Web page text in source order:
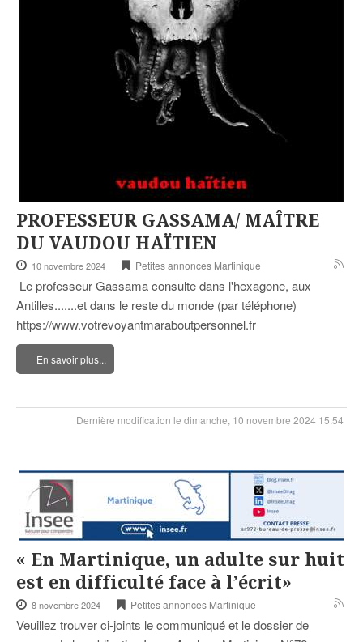
PROFESSEUR GASSAMA/ MAÎTRE
DU VAUDOU HAÏTIEN
10 novembre 2024 Petites annonces Martinique
Le professeur Gassama consulte dans l'hexagone, aux
Antilles.......et dans le reste du monde (par téléphone)
https://www.votrevoyantmaraboutpersonnel.fr
En savoir plus...
Dernière modification le dimanche, 10 novembre 2024 15:54
« En Martinique, un adulte sur huit
est en difficulté face à l’écrit»
8 novembre 2024 Petites annonces Martinique
Veuillez trouver ci-joints le communiqué et le dossier de